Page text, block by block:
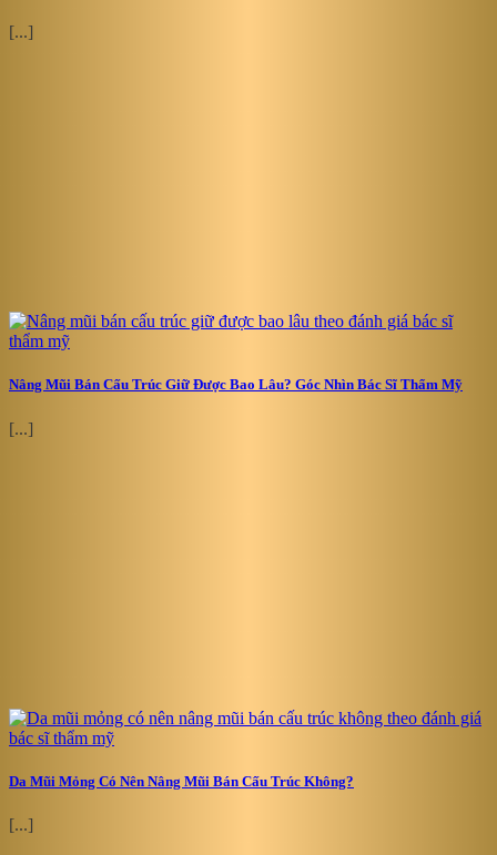
[...]
Nâng Mũi Bán Cấu Trúc Giữ Được Bao Lâu? Góc Nhìn Bác Sĩ Thẩm Mỹ
[...]
Da Mũi Mỏng Có Nên Nâng Mũi Bán Cấu Trúc Không?
[...]